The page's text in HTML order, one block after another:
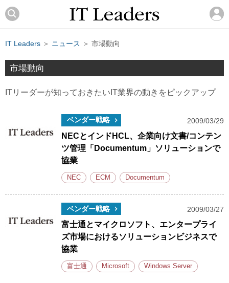
IT Leaders ＞ ニュース ＞ 市場動向
市場動向
ITリーダーが知っておきたいIT業界の動きをピックアップ
ベンダー戦略 2009/03/29
NECとインドHCL、企業向け文書/コンテン
ツ管理「Documentum」ソリューションで
協業
NEC ECM Documentum
ベンダー戦略 2009/03/27
富士通とマイクロソフト、エンタープライ
ズ市場におけるソリューションビジネスで
協業
富士通 Microsoft Windows Server